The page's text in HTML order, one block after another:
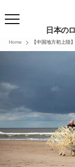
日本の
Home 【中国地方初上陸